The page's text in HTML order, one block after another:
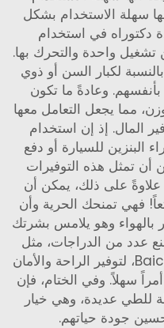
سهلة الاستخدام بشكل
دكتوراه في استخدام
تشغيل واحدة والتحرك بها.
لكبار السن أو ذوي
وعادةً ما تكون
مما يجعل التعامل معها
المال. إذ إن استخدام
البنزين للسيارة أو دفع
أن تمثل هذه التوفيرات
علاوةً على ذلك، يمكن أن
فهي تمنحك الحرية وأن
بالهواء وهو يلامس بشرتك
عدد من الدراجات، مثل
الموديلات المتاحة من خلال Baichen، لتوفير الراحة والأمان
سهلاً. وفي الختام، فإن
للطي عديدة، وهي خيار
جودة حياتهم.